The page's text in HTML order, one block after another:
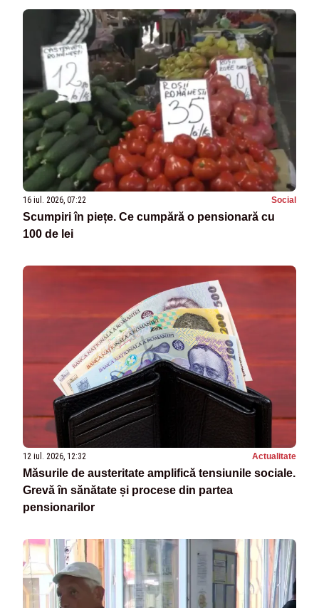
16 iul. 2026, 07:22 Social
Scumpiri în piețe. Ce cumpără o pensionară cu
100 de lei
12 iul. 2026, 12:32 Actualitate
Măsurile de austeritate amplifică tensiunile sociale.
Grevă în sănătate și procese din partea
pensionarilor